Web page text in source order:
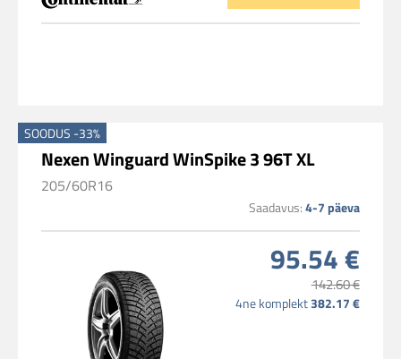
SOODUS -33%
Nexen Winguard WinSpike 3 96T XL
205/60R16
Saadavus: 4-7 päeva
95.54 €
142.60 €
4ne komplekt 382.17 €